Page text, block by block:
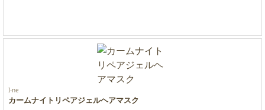
I-ne
カームナイトリペアジェルヘアマスク